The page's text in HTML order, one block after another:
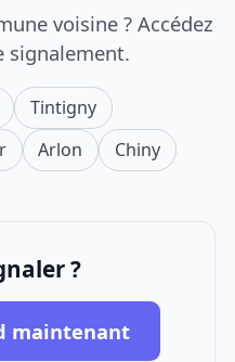
voisine ? Accédez
signalement.
Tintigny
Arlon Chiny
?
maintenant